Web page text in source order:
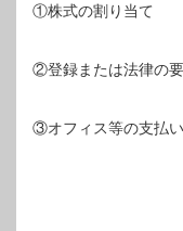
①株式の割り当て
②登録または法律の
③オフィス等の支払い